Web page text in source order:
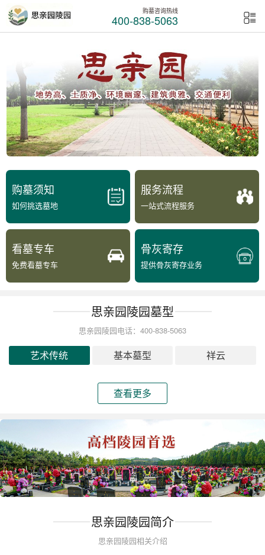
购墓咨询热线
400-838-5063
购墓须知
如何挑选墓地
服务流程
一站式流程服务
看墓专车
免费看墓专车
骨灰寄存
提供骨灰寄存业务
思亲园陵园墓型
思亲园陵园电话：400-838-5063
艺术传统 基本墓型 祥云
查看更多
思亲园陵园简介
思亲园陵园相关介绍